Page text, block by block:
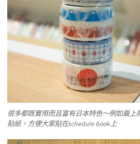
很多都既實用而且富有日本特色～例如最上
貼紙，方便大家貼在schedule book上